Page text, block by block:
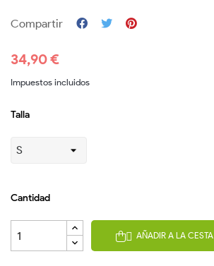
Compartir
34,90 €
Impuestos incluidos
Talla
Cantidad
 AÑADIR A LA CESTA